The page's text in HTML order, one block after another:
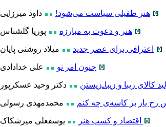
هنر طفیلی سیاست می‌شود! داود میرزایی
هنر و دعوت به مبارزه پوریا گلشناس
اعترافی برای عصر جدید میلاد روشنی پایان
جنون امر نو علی خدادادی
کالای زیبا و زیباـ‌زیستن دکتر وحید عسکرپور
رخ یار بر کاسه‌ی چه کنم محمدمهدی رسولی
اقتصاد و کسب هنر یوسفعلی میرشکاک